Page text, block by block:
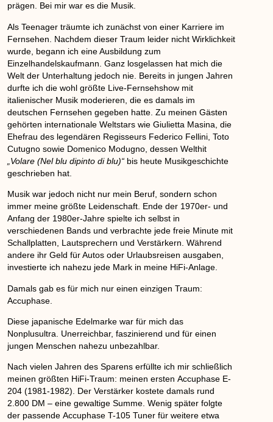
prägen. Bei mir war es die Musik.
Als Teenager träumte ich zunächst von einer Karriere im
Fernsehen. Nachdem dieser Traum leider nicht Wirklichkeit
wurde, begann ich eine Ausbildung zum
Einzelhandelskaufmann. Ganz losgelassen hat mich die
Welt der Unterhaltung jedoch nie. Bereits in jungen Jahren
durfte ich die wohl größte Live-Fernsehshow mit
italienischer Musik moderieren, die es damals im
deutschen Fernsehen gegeben hatte. Zu meinen Gästen
gehörten internationale Weltstars wieGiulietta Masina , die
Ehefrau des legendären Regisseurs Federico Fellini ,Toto
Cutugno sowie Domenico Modugno , dessen Welthit
„Volare (Nel blu dipinto di blu)“ bis heute Musikgeschichte
geschrieben hat.
Musik war jedoch nicht nur mein Beruf, sondern schon
immer meine größte Leidenschaft. Ende der 1970er- und
Anfang der 1980er-Jahre spielte ich selbst in
verschiedenen Bands und verbrachte jede freie Minute mit
Schallplatten, Lautsprechern und Verstärkern. Während
andere ihr Geld für Autos oder Urlaubsreisen ausgaben,
investierte ich nahezu jede Mark in meine HiFi-Anlage.
Damals gab es für mich nur einen einzigen Traum:
Accuphase
Diese japanische Edelmarke war für mich das
Nonplusultra. Unerreichbar, faszinierend und für einen
jungen Menschen nahezu unbezahlbar.
Nach vielen Jahren des Sparens erfüllte ich mir schließlich
meinen größten HiFi-Traum: meinen erstenAccuphase E-
204 (1981-1982). Der Verstärker kostete damals rund
2.800 DM – eine gewaltige Summe. Wenig später folgte
der passendeAccuphase T-105 Tuner für weitere etwa